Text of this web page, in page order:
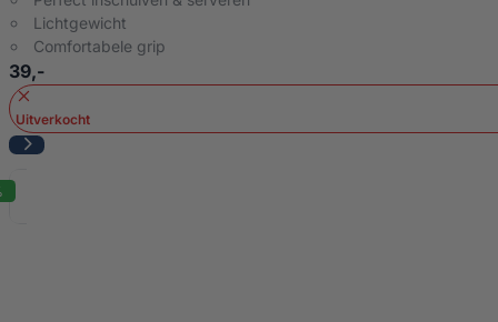
Lichtgewicht
Comfortabele grip
39,-
Uitverkocht